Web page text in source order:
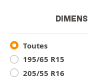
Toutes
195/65 R15
205/55 R16